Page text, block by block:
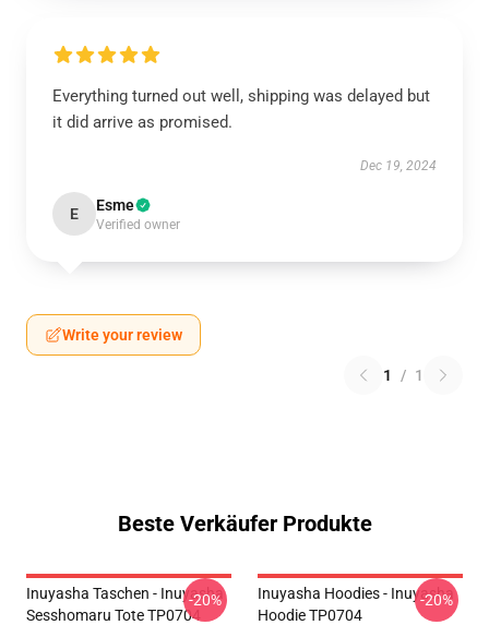
Everything turned out well, shipping was delayed but
it did arrive as promised.
Dec 19, 2024
E Esme
Verified owner
Write your review
1 / 1
Beste Verkäufer Produkte
Inuyasha Taschen - Inuyasha
Sesshomaru Tote TP0704
-20%
Inuyasha Hoodies - Inuyasha
Hoodie TP0704
-20%